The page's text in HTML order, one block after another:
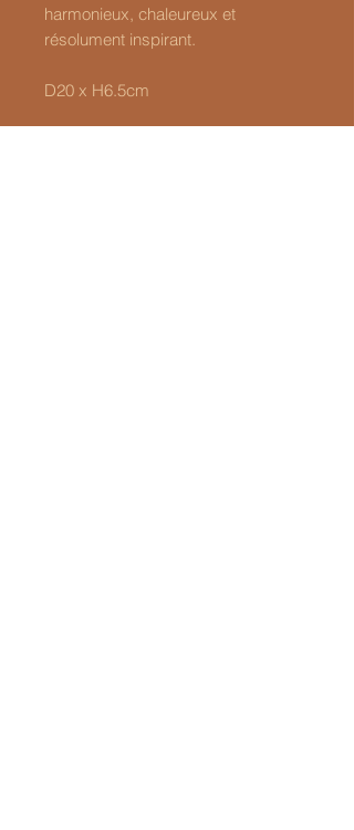
harmonieux, chaleureux et
résolument inspirant.
D20 x H6.5cm